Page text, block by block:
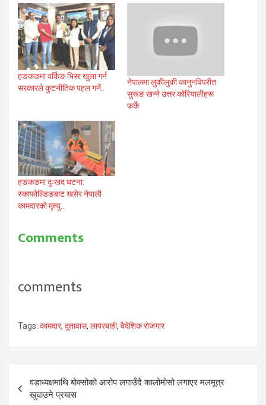
हङकङमा वर्किङ भिसा खुला गर्न
सरकारले कुटनीतिक पहल गर्ने..
नेपालमा लुकीलुकी कानुनविपरीत
सुरूङ खन्ने उत्तर कोरियालीहरू
फर्के
हङकङमा दुःखद घटना:
स्काफोल्डिङबाट खसेर नेपाली
कामदारको मृत्यु…
Comments
comments
Tags: कामदार, दूतावास, लापरबाही, वैदेशिक रोजगार
Post
navigation
वडाध्यक्षमाथि बोक्सोको आरोप लगाउँदै कालोमोसो लगाएर मलमूत्र
खुवाउने प्रयास